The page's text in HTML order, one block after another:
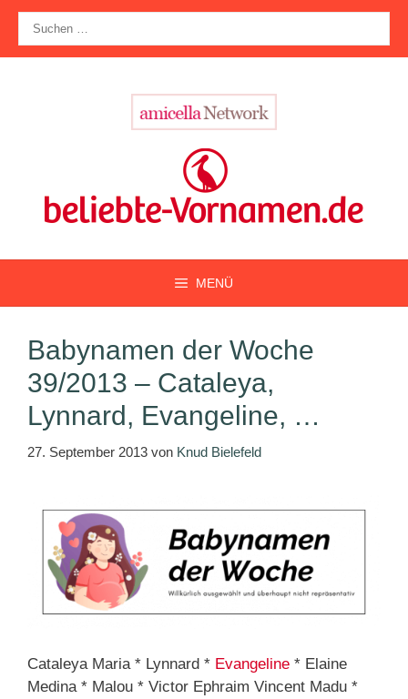
Zum
Inhalt
springen
nach:
MENÜ
Babynamen der Woche
39/2013 – Cataleya,
Lynnard, Evangeline, …
27. September 2013 von Knud Bielefeld
Cataleya Maria * Lynnard * Evangeline * Elaine
Medina * Malou * Victor Ephraim Vincent Madu *